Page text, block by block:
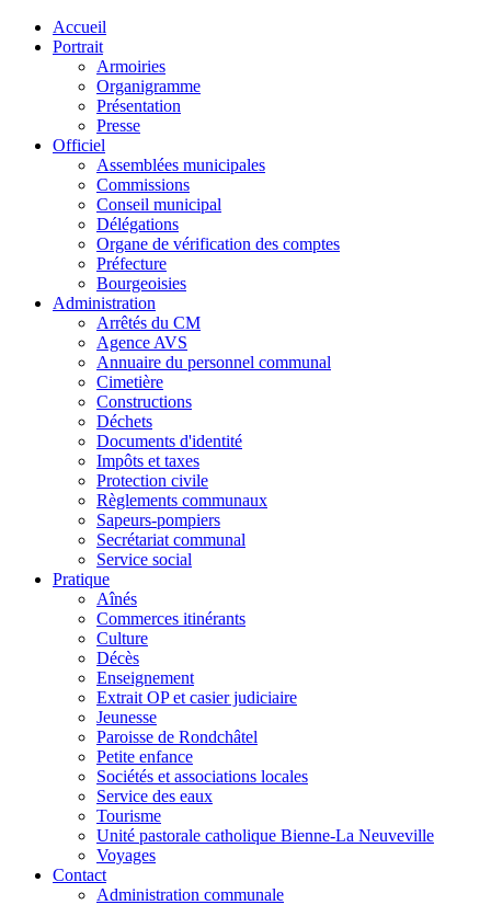
Accueil
Portrait
Armoiries
Organigramme
Présentation
Presse
Officiel
Assemblées municipales
Commissions
Conseil municipal
Délégations
Organe de vérification des comptes
Préfecture
Bourgeoisies
Administration
Arrêtés du CM
Agence AVS
Annuaire du personnel communal
Cimetière
Constructions
Déchets
Documents d'identité
Impôts et taxes
Protection civile
Règlements communaux
Sapeurs-pompiers
Secrétariat communal
Service social
Pratique
Aînés
Commerces itinérants
Culture
Décès
Enseignement
Extrait OP et casier judiciaire
Jeunesse
Paroisse de Rondchâtel
Petite enfance
Sociétés et associations locales
Service des eaux
Tourisme
Unité pastorale catholique Bienne-La Neuveville
Voyages
Contact
Administration communale